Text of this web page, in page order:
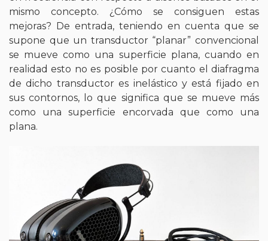
mismo concepto. ¿Cómo se consiguen estas
mejoras? De entrada, teniendo en cuenta que se
supone que un transductor “planar” convencional
se mueve como una superficie plana, cuando en
realidad esto no es posible por cuanto el diafragma
de dicho transductor es inelástico y está fijado en
sus contornos, lo que significa que se mueve más
como una superficie encorvada que como una
plana.